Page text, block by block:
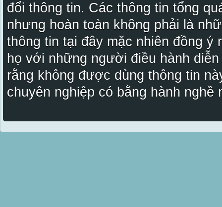
đổi thông tin. Các thông tin tổng
nhưng hoàn toàn không phải là
thông tin tại đây mặc nhiên đồng ý
họ với những người điều hành
rằng không được dùng thông tin
chuyên nghiệp có bằng hành